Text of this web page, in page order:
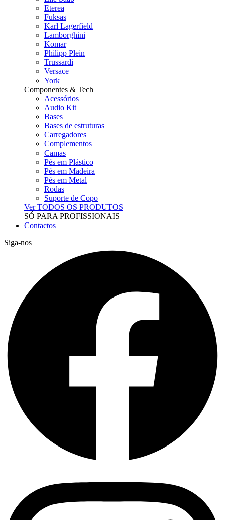
Eterea
Fuksas
Karl Lagerfield
Lamborghini
Komar
Philipp Plein
Trussardi
Versace
York
Componentes & Tech
Acessórios
Audio Kit
Bases
Bases de estruturas
Carregadores
Complementos
Camas
Pés em Plástico
Pés em Madeira
Pés em Metal
Rodas
Suporte de Copo
Ver TODOS OS PRODUTOS
SÓ PARA PROFISSIONAIS
Contactos
Siga-nos